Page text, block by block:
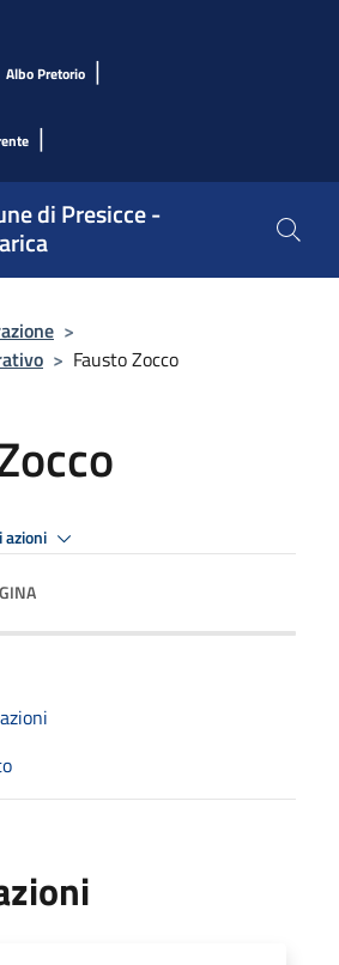
Albo Pretorio |
|
di Presicce -
>
> Fausto Zocco
azioni